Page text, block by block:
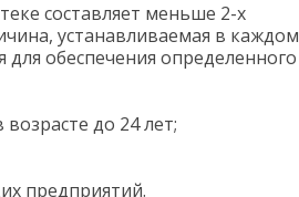
составляет меньше 2-х
устанавливаемая в каждом
для обеспечения определенного
до 24 лет;
предприятий.